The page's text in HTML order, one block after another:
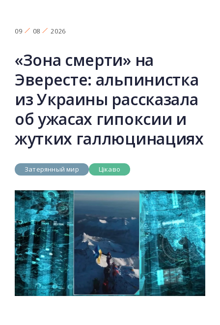
09 08 2026
«Зона смерти» на
Эвересте: альпинистка
из Украины рассказала
об ужасах гипоксии и
жутких галлюцинациях
Затерянный мир Цікаво